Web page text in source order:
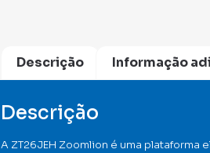
Descrição Informação
Descrição
A ZT26JEH Zoomlion é uma